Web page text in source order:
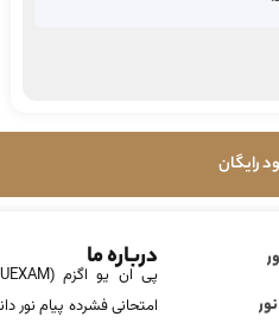
رایگان
درباره ما
امتحانی فشرده پیام نور